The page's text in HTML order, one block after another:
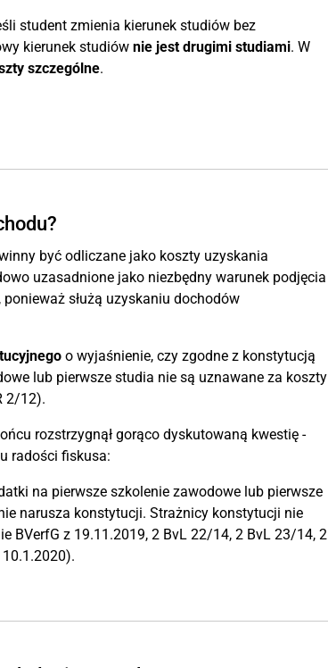
student zmienia kierunek studiów bez
kierunek studiów nie jest drugimi studiami. W
szczególne.
być odliczane jako koszty uzyskania
uzasadnione jako niezbędny warunek podjęcia
służą uzyskaniu dochodów
o wyjaśnienie, czy zgodne z konstytucją
lub pierwsze studia nie są uznawane za koszty
2/12).
rozstrzygnął gorąco dyskutowaną kwestię -
radości fiskusa:
na pierwsze szkolenie zawodowe lub pierwsze
narusza konstytucji. Strażnicy konstytucji nie
BVerfG z 19.11.2019, 2 BvL 22/14, 2 BvL 23/14, 2